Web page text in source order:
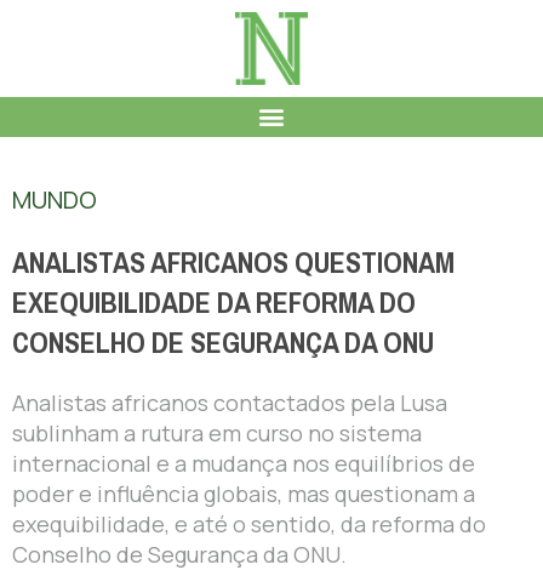
MUNDO
ANALISTAS AFRICANOS QUESTIONAM
EXEQUIBILIDADE DA REFORMA DO
CONSELHO DE SEGURANÇA DA ONU
Analistas africanos contactados pela Lusa
sublinham a rutura em curso no sistema
internacional e a mudança nos equilíbrios de
poder e influência globais, mas questionam a
exequibilidade, e até o sentido, da reforma do
Conselho de Segurança da ONU.